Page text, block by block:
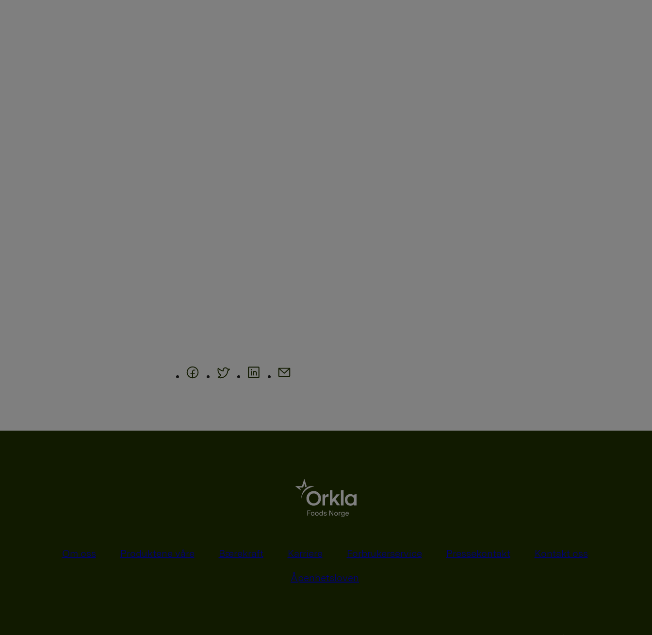
Om oss Produktene våre Bærekraft Karriere Forbrukerservice Pressekontakt Kontakt oss
Åpenhetsloven